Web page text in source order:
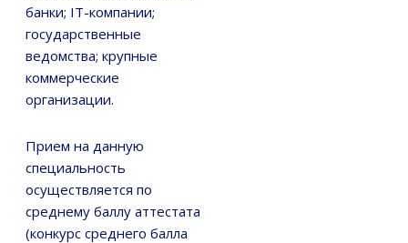
банки; IT-компании;
государственные
ведомства; крупные
коммерческие
организации.
Прием на данную
специальность
осуществляется по
среднему баллу аттестата
(конкурс среднего балла